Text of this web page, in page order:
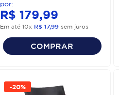
R$ 179,99
Em até10x R$ 17,99 sem juros
COMPRAR
-20%